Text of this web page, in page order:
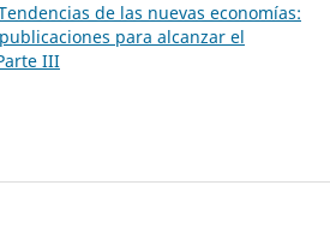
de las nuevas economías:
para alcanzar el
III